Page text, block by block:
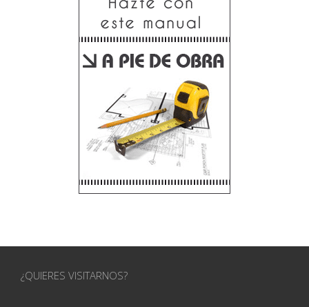
¿QUIERES VISITARNOS?